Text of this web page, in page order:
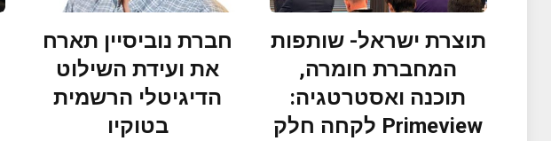
תוצרת ישראל- שותפות
המחברת חומרה,
תוכנה ואסטרטגיה:
Primeview לקחה חלק
חברת נוביסיין תארח
את ועידת השילוט
הדיגיטלי הרשמית
בטוקיו